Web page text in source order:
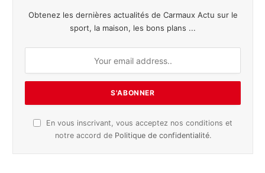
Obtenez les dernières actualités de Carmaux Actu sur le
sport, la maison, les bons plans ...
En vous inscrivant, vous acceptez nos conditions et
notre accord de Politique de confidentialité.